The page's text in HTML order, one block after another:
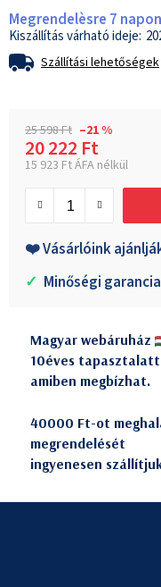
Megrendelèsre 7
Szállítási lehetőségek
25 598 Ft –21 %
20 222 Ft
15 923 Ft ÁFA nélkül
❤️ Vásárlóink
✓ Minőségi garancia
Magyar webáruház
10éves
amiben megbízhat.
40000 Ft-ot
megrendelését
ingyenesen